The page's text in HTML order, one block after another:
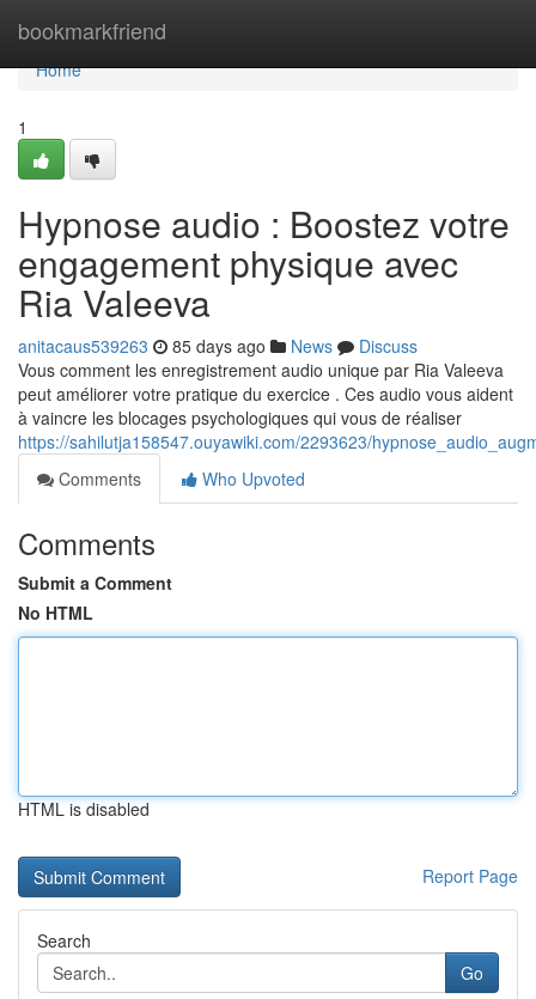
bookmarkfriend
Home
Home
1
Hypnose audio : Boostez votre
engagement physique avec
Ria Valeeva
anitacaus539263 85 days ago News
Discuss
Vous comment les enregistrement audio unique par Ria Valeeva
peut améliorer votre pratique du exercice . Ces audio vous aident
à vaincre les blocages psychologiques qui vous de réaliser
https://sahilutja158547.ouyawiki.com/2293623/
Comments
Who Upvoted
Comments
Submit a Comment
No HTML
HTML is disabled
Report Page
Search
Go